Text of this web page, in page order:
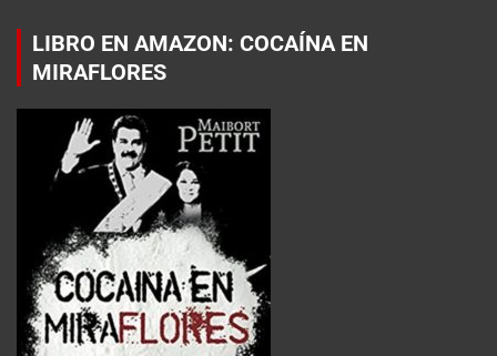
LIBRO EN AMAZON: COCAÍNA EN
MIRAFLORES